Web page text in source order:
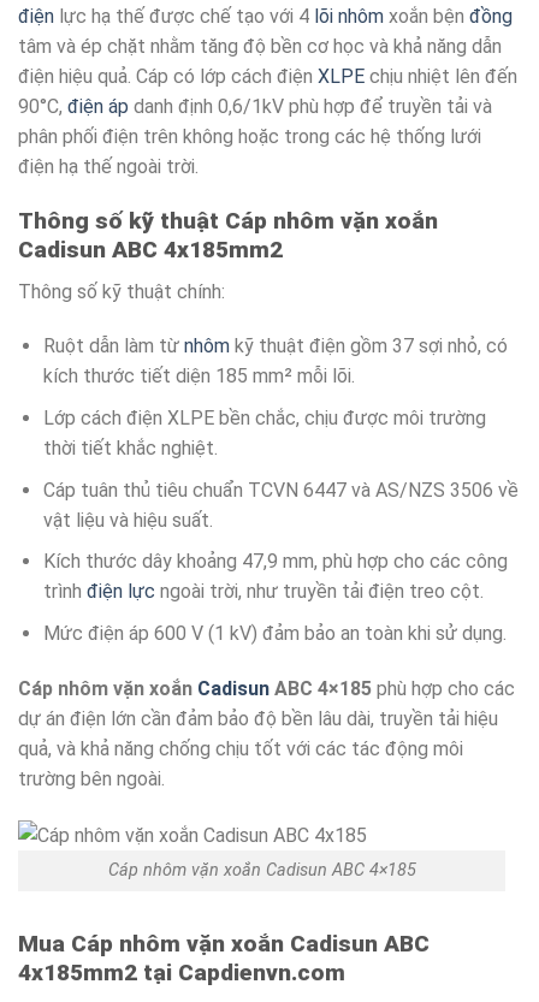
điện lực hạ thế được chế tạo với 4 lõi nhôm xoắn bện đồng
tâm và ép chặt nhằm tăng độ bền cơ học và khả năng dẫn
điện hiệu quả. Cáp có lớp cách điện XLPE chịu nhiệt lên đến
90°C, điện áp danh định 0,6/1kV phù hợp để truyền tải và
phân phối điện trên không hoặc trong các hệ thống lưới
điện hạ thế ngoài trời.
Thông số kỹ thuật Cáp nhôm vặn xoắn
Cadisun ABC 4x185mm2
Thông số kỹ thuật chính:
Ruột dẫn làm từ nhômkỹ thuật điện gồm 37 sợi nhỏ, có
kích thước tiết diện 185 mm² mỗi lõi.
Lớp cách điện XLPE bền chắc, chịu được môi trường
thời tiết khắc nghiệt.
Cáp tuân thủ tiêu chuẩn TCVN 6447 và AS/NZS 3506 về
vật liệu và hiệu suất.
Kích thước dây khoảng 47,9 mm, phù hợp cho các công
trình điện lực ngoài trời, như truyền tải điện treo cột.
Mức điện áp 600 V (1 kV) đảm bảo an toàn khi sử dụng.
Cáp nhôm vặn xoắn Cadisun ABC 4×185 phù hợp cho các
dự án điện lớn cần đảm bảo độ bền lâu dài, truyền tải hiệu
quả, và khả năng chống chịu tốt với các tác động môi
trường bên ngoài.
Cáp nhôm vặn xoắn Cadisun ABC 4×185
Mua Cáp nhôm vặn xoắn Cadisun ABC
4x185mm2 tại Capdienvn.com